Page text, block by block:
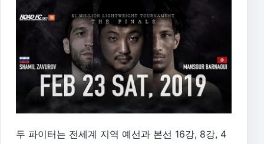
두 파이터는 전세계 지역 예선과 본선 16강, 8강, 4